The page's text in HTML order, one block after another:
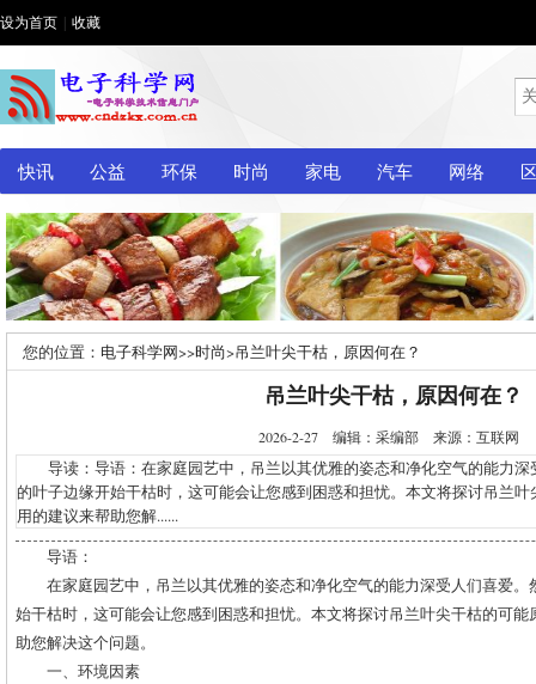
设为首页 收藏
快讯 公益 环保 时尚 家电 汽车 网络
您的位置： 电子科学网>>时尚>吊兰叶尖干枯，原因何在？
吊兰叶尖干枯，原因何在？
2026-2-27 编辑：采编部 来源：互联网
导读：导语：在家庭园艺中，吊兰以其优雅的姿态和净化空气的能力深
的叶子边缘开始干枯时，这可能会让您感到困惑和担忧。本文将探讨吊兰
用的建议来帮助您解......
导语：
在家庭园艺中，吊兰以其优雅的姿态和净化空气的能力深受人们喜爱
始干枯时，这可能会让您感到困惑和担忧。本文将探讨吊兰叶尖干枯的可
助您解决这个问题。
一、环境因素